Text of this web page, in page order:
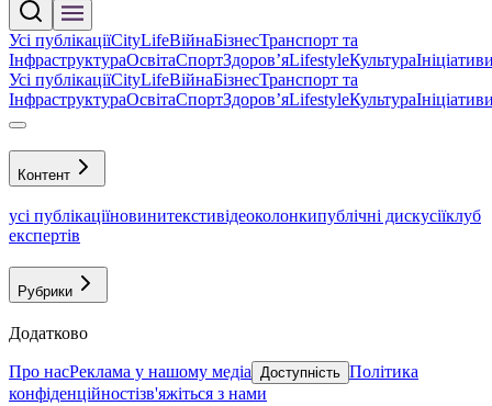
Усі публікаціїCityLifeВійнаБізнесТранспорт та
ІнфраструктураОсвітаСпортЗдоровʼяLifestyleКультура
Усі публікаціїCityLifeВійнаБізнесТранспорт та
ІнфраструктураОсвітаСпортЗдоровʼяLifestyleКультура
Контент
усі публікаціїновинитекстивідеоколонкипублічні дискусіїклуб
експертів
Рубрики
Додатково
Про насРеклама у нашому медіа Доступність Політика
конфіденційностізв'яжіться з нами